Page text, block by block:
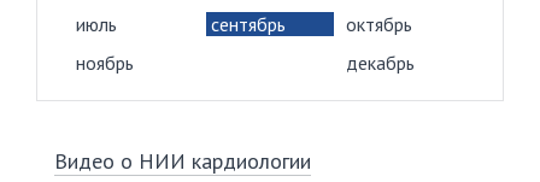
июль
сентябрь
октябрь
ноябрь
декабрь
Видео о НИИ кардиологии